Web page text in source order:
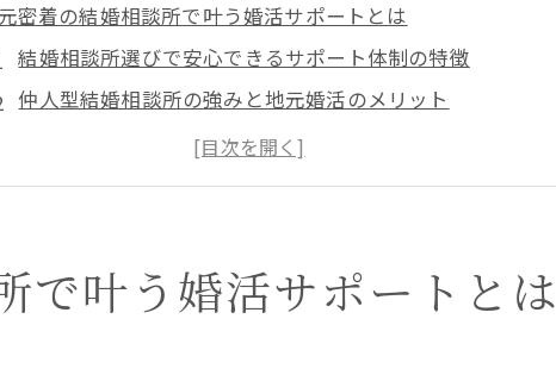
密着の結婚相談所で叶う婚活サポートとは
結婚相談所選びで安心できるサポート体制の特徴
仲人型結婚相談所の強みと地元婚活のメリット
千歳結婚相談所で実感する信頼のサポート内容
婚活の3ヶ月ルールを守る結婚相談所のサポート事例
婚相談所を活用した理想の出会い実現法
結婚相談所で理想のご縁を探すための具体的な流れ
で叶う婚活サポートとは